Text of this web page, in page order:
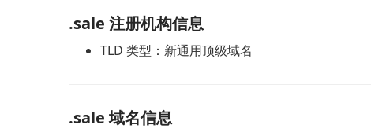
.sale 注册机构信息
TLD 类型：新通用顶级域名
.sale 域名信息